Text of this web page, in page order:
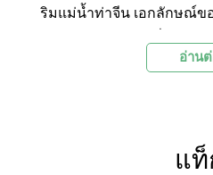
ริมแม่น้ำท่าจีน เอกลักษณ์ข
ที่ในอดีตได้เกิดโรคตาแดง
ปรากฏว่าหายตาแดงกันทั้ง
อ่าน
แท็